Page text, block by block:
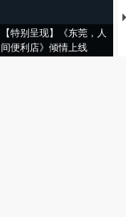
【特别呈现】《东莞，人
间便利店》倾情上线